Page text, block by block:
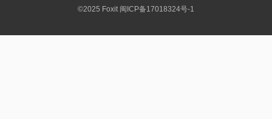
©2025 Foxit 闽ICP备17018324号-1